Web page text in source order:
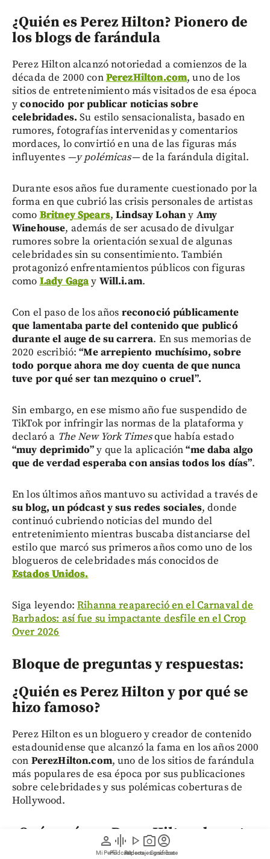
person
Mi Perfil
graphic_eq
Pódcast
play_arrow
Videos
photo_camera
Reportajes gráficos
account_circle
Suscríbete
¿Quién es Perez Hilton? Pionero de
los blogs de farándula
Perez Hilton alcanzó notoriedad a comienzos de la
década de 2000 conPerezHilton.com, uno de los
sitios de entretenimiento más visitados de esa época
yconocido por publicar noticias sobre
celebridades.Su estilo sensacionalista, basado en
rumores, fotografías intervenidas y comentarios
mordaces, lo convirtió en una de las figuras más
influyentes —y polémicas—de la farándula digital.
Durante esos años fue duramente cuestionado por la
forma en que cubrió las crisis personales de artistas
como Britney Spears,Lindsay Lohany Amy
Winehouse, además de ser acusado de divulgar
rumores sobre la orientación sexual de algunas
celebridades sin su consentimiento. También
protagonizó enfrentamientos públicos con figuras
como Lady Gagay Will.i.am.
Con el paso de los años reconoció públicamente
que lamentaba parte del contenido que publicó
durante el auge de su carrera. En sus memorias de
2020 escribió:“Me arrepiento muchísimo, sobre
todo porque ahora me doy cuenta de que nunca
tuve por qué ser tan mezquino o cruel”.
Sin embargo, en ese mismo año fue suspendido de
TikTok por infringir las normas de la plataforma y
declaró a The New York Timesque había estado
“muy deprimido”y que la aplicación“me daba algo
que de verdad esperaba con ansias todos los días”.
En los últimos años mantuvo su actividad a través de
su blog, un pódcast y sus redes sociales, donde
continuó cubriendo noticias del mundo del
entretenimiento mientras buscaba distanciarse del
estilo que marcó sus primeros años como uno de los
blogueros de celebridades más conocidos de
Estados Unidos.
Siga leyendo:Rihanna reapareció en el Carnaval de
Barbados: así fue su impactante desfile en el Crop
Over 2026
Bloque de preguntas y respuestas:
¿Quién es Perez Hilton y por qué se
hizo famoso?
Perez Hilton es un bloguero y creador de contenido
estadounidense que alcanzó la fama en los años 2000
con PerezHilton.com, uno de los sitios de farándula
más populares de esa época por sus publicaciones
sobre celebridades y sus polémicas coberturas de
Hollywood.
¿Qué pasó con Perez Hilton durante
la transmisión en vivo por TikTok?